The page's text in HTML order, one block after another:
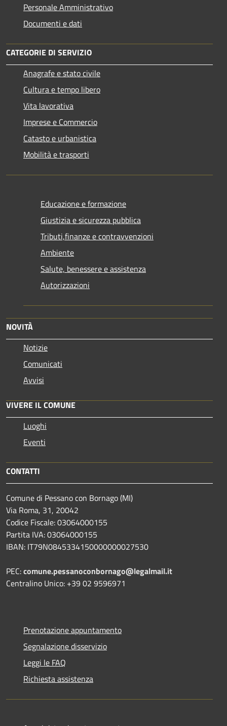
Personale Amministrativo
Documenti e dati
CATEGORIE DI SERVIZIO
Anagrafe e stato civile
Cultura e tempo libero
Vita lavorativa
Imprese e Commercio
Catasto e urbanistica
Mobilità e trasporti
Educazione e formazione
Giustizia e sicurezza pubblica
Tributi,finanze e contravvenzioni
Ambiente
Salute, benessere e assistenza
Autorizzazioni
NOVITÀ
Notizie
Comunicati
Avvisi
VIVERE IL COMUNE
Luoghi
Eventi
CONTATTI
Comune di Pessano con Bornago (MI)
Via Roma, 31, 20042
Codice Fiscale: 03064000155
Partita IVA: 03064000155
IBAN: IT79N0845334150000000027530
PEC:comune.pessanoconbornago@legalmail.it
Centralino Unico: +39 02 9596971
Prenotazione appuntamento
Segnalazione disservizio
Leggi le FAQ
Richiesta assistenza